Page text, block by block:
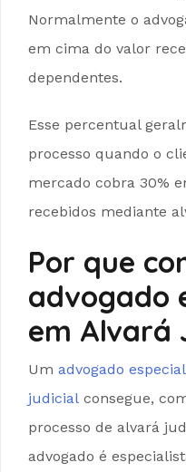
Normalmente o
em cima do valor
dependentes.
Esse percentual
processo quando o
mercado cobra 30%
recebidos mediante
Por que
advogado
em Alvará
Um advogado
judicial consegue,
processo de alvará
advogado é